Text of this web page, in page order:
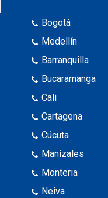
Bogotá
Medellín
Barranquilla
Bucaramanga
Cali
Cartagena
Cúcuta
Manizales
Monteria
Neiva